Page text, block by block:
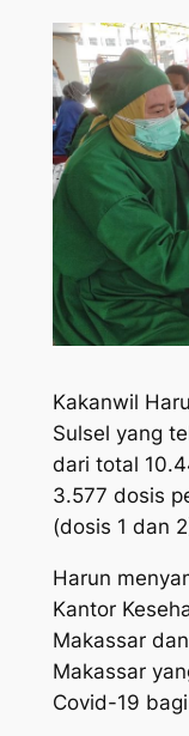
Kakanwil
Sulsel yang
dari total
3.577 dosis
(dosis 1 dan
Harun
Kantor
Makassar
Makassar
Covid-19